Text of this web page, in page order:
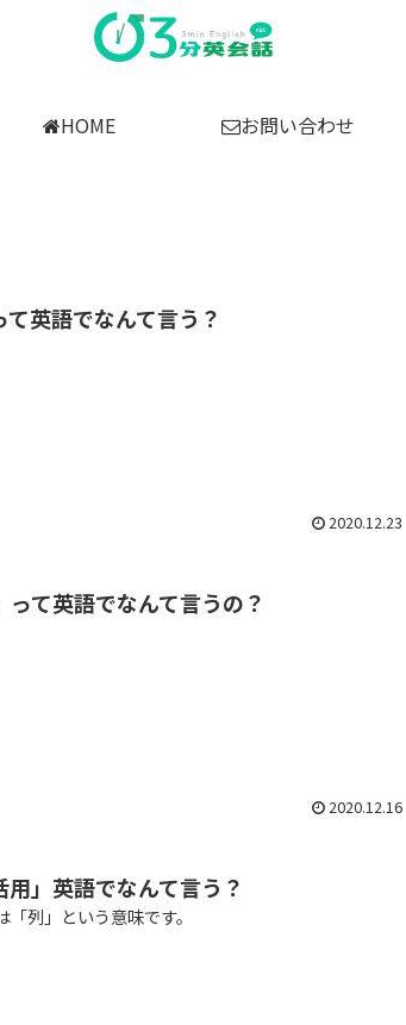
HOME お問い合わせ
て英語でなんて言う？
2020.12.23
って英語でなんて言うの？
2020.12.16
用」英語でなんて言う？
列」という意味です。